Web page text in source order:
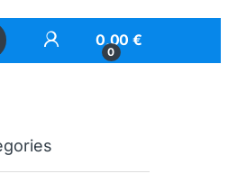
My Account
0
0,00€